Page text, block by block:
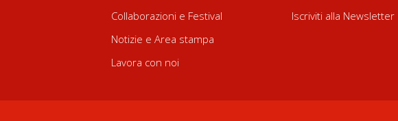
Collaborazioni e Festival
Notizie e Area stampa
Lavora con noi
Iscriviti alla Newsletter